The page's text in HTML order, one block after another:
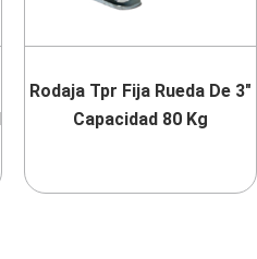
Rodaja Tpr Fija Rueda De 3″
Capacidad 80 Kg